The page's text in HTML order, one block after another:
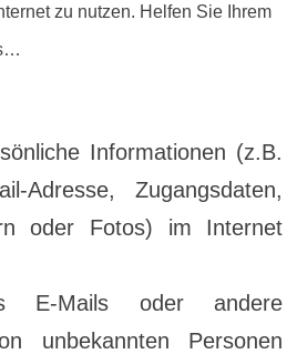
zu nutzen. Helfen Sie Ihrem
Informationen (z.B.
Adresse, Zugangsdaten,
oder Fotos) im Internet
E-Mails oder andere
unbekannten Personen